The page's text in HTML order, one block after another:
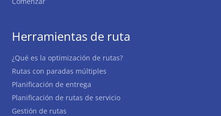
Herramientas de ruta
¿Qué es la optimización de rutas?
Rutas con paradas múltiples
Planificación de entrega
Planificación de rutas de servicio
Gestión de rutas